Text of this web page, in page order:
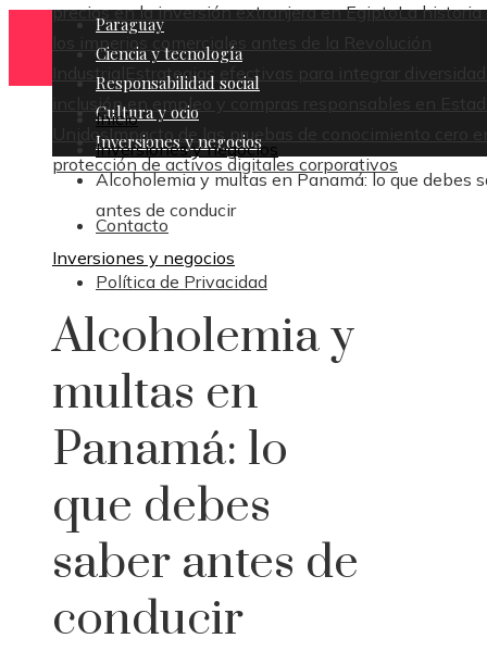
precios en la inversión extranjera en EgiptoLa historia
los imperios comerciales antes de la Revolución
Industrial
Estrategias efectivas para integrar
inclusión en empleo y compras responsables en
UnidosImpacto de las pruebas de conocimiento cero
protección de activos digitales corporativos
Contacto
Política de Privacidad
Paraguay
Ciencia y tecnología
Responsabilidad social
Cultura y ocio
Inversiones y negocios
Inicio
Inversiones y negocios
Alcoholemia y multas en Panamá: lo que debes
antes de conducir
Inversiones y negocios
Alcoholemia y
multas en
Panamá: lo
que debes
saber antes de
conducir